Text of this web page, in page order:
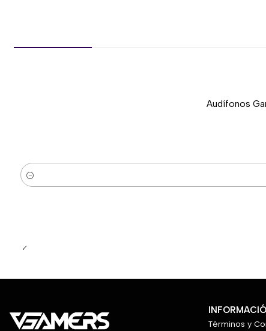
Audífonos
Cantidad
Términos y